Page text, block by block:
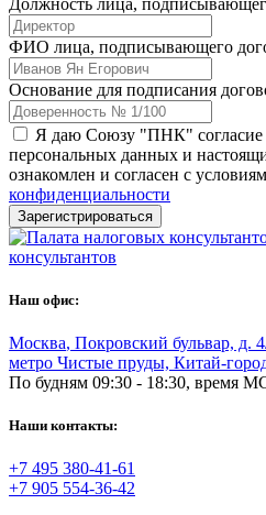
ФИО лица, подписывающего
Основание для подписания
Я даю Союзу "ПНК" согласие
персональных данных и
ознакомлен и согласен с
конфиденциальности
Зарегистрироваться
консультантов
Наш офис:
Москва, Покровский бульвар, д.
метро Чистые пруды, Китай-
По будням 09:30 - 18:30, время
Наши контакты:
+7 495 380-41-61
+7 905 554-36-42